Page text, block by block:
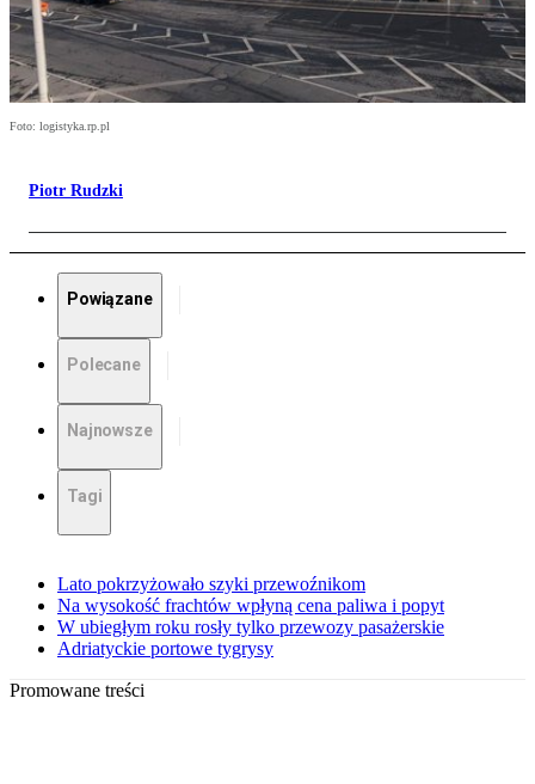
Foto: logistyka.rp.pl
Piotr Rudzki
Powiązane
Polecane
Najnowsze
Tagi
Lato pokrzyżowało szyki przewoźnikom
Na wysokość frachtów wpłyną cena paliwa i popyt
W ubiegłym roku rosły tylko przewozy pasażerskie
Adriatyckie portowe tygrysy
Promowane treści